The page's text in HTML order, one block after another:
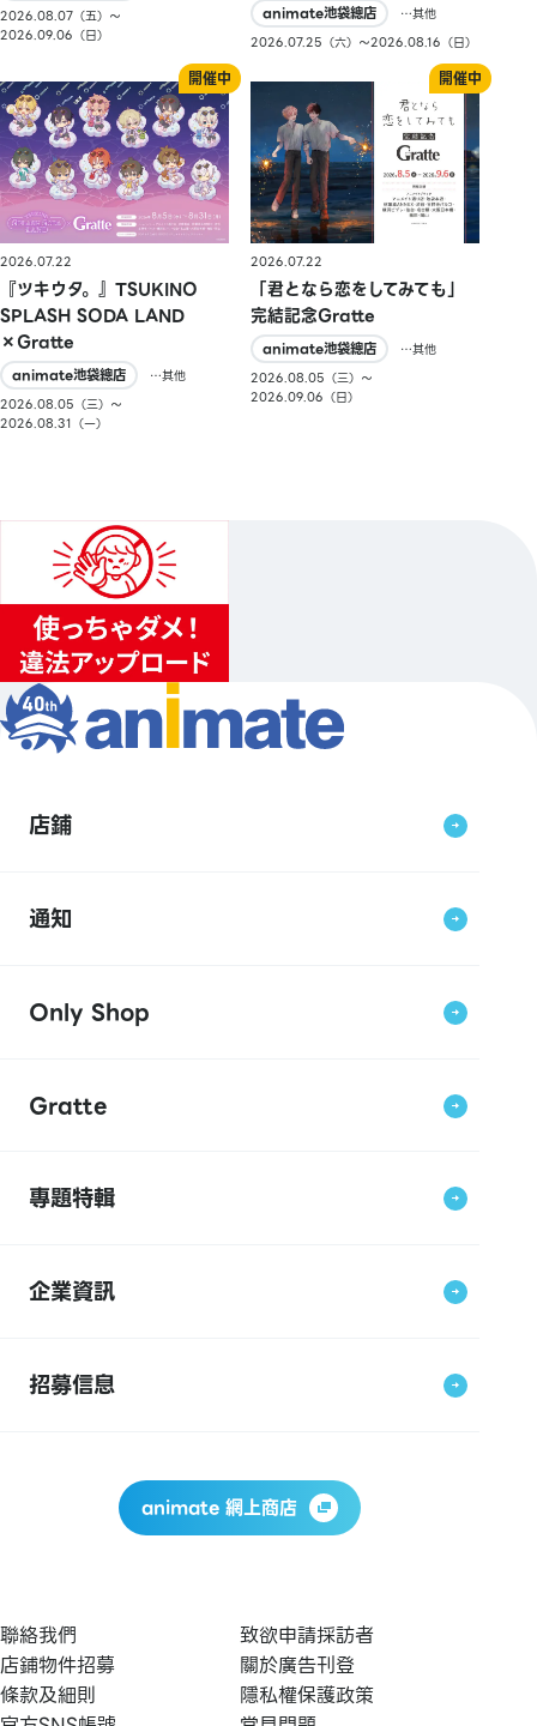
2026.08.07（五）〜
2026.09.06（日）
animate池袋總店
…其他
2026.07.25（六）〜2026.08.16（日）
2026.07.22
『ツキウタ。』TSUKINO
SPLASH SODA LAND
×Gratte
animate池袋總店
…其他
2026.08.05（三）〜
2026.08.31（一）
2026.07.22
「君となら恋をしてみても」
完結記念Gratte
animate池袋總店
…其他
2026.08.05（三）〜
2026.09.06（日）
店鋪
通知
Only Shop
Gratte
專題特輯
企業資訊
招募信息
animate 網上商店
聯絡我們
致欲申請採訪者
店鋪物件招募
關於廣告刊登
條款及細則
隱私權保護政策